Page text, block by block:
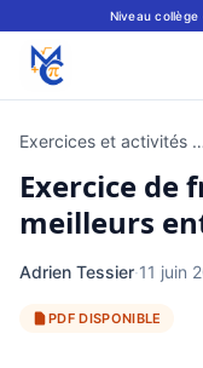
Niveau collège
Exercices et activités
Exercice de
meilleurs
Adrien Tessier·11 juin
PDF DISPONIBLE